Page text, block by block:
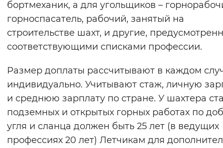
бортмеханик, а для угольщиков –
горноспасатель, рабочий, занятый на
строительстве шахт, и другие,
соответствующими списками профессии.
Размер доплаты рассчитывают в каждом
индивидуально. Учитывают стаж, личную
и среднюю зарплату по стране. У шахтера
подземных и открытых горных работах по
угля и сланца должен быть 25 лет (в ведущих
профессиях 20 лет) Летчикам для